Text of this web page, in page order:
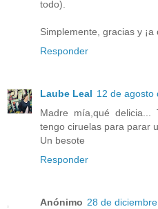
todo).
Simplemente, gracias y ¡a
Responder
Laube Leal 12 de agosto
Madre mía,qué delicia...
tengo ciruelas para parar
Un besote
Responder
Anónimo 28 de